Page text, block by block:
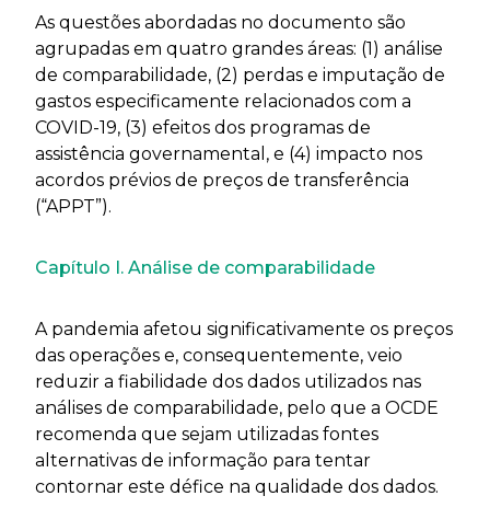
As questões abordadas no documento são
agrupadas em quatro grandes áreas: (1) análise
de comparabilidade, (2) perdas e imputação de
gastos especificamente relacionados com a
COVID-19, (3) efeitos dos programas de
assistência governamental, e (4) impacto nos
acordos prévios de preços de transferência
(“APPT”).
Capítulo I. Análise de comparabilidade
A pandemia afetou significativamente os preços
das operações e, consequentemente, veio
reduzir a fiabilidade dos dados utilizados nas
análises de comparabilidade, pelo que a OCDE
recomenda que sejam utilizadas fontes
alternativas de informação para tentar
contornar este défice na qualidade dos dados.